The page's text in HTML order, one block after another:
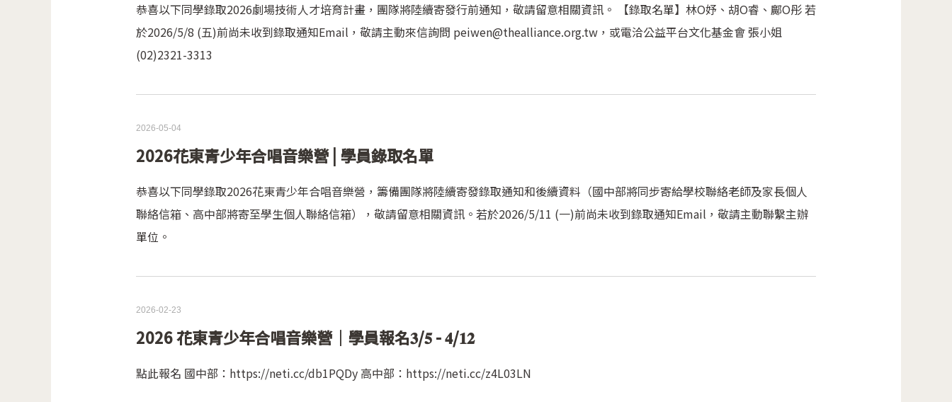
恭喜以下同學錄取2026劇場技術人才培育計畫，團隊將陸續寄發行前通知，敬請留意相關資訊。 【錄取名單】林O妤、胡O睿、鄺O彤 若
於2026/5/8 (五)前尚未收到錄取通知Email，敬請主動來信詢問 peiwen@thealliance.org.tw，或電洽公益平台文化基金會 張小姐
(02)2321-3313
2026-05-04
2026花東青少年合唱音樂營 | 學員錄取名單
恭喜以下同學錄取2026花東青少年合唱音樂營，籌備團隊將陸續寄發錄取通知和後續資料（國中部將同步寄給學校聯絡老師及家長個人
聯絡信箱、高中部將寄至學生個人聯絡信箱），敬請留意相關資訊。若於2026/5/11 (一)前尚未收到錄取通知Email，敬請主動聯繫主辦
單位。
2026-02-23
2026 花東青少年合唱音樂營｜學員報名𝟑/𝟓 - 𝟒/𝟏𝟐
點此報名 國中部：https://neti.cc/db1PQDy 高中部：https://neti.cc/z4L03LN